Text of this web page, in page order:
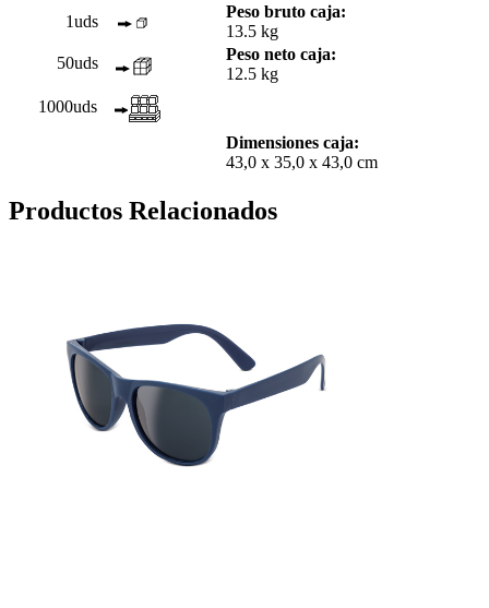
1uds
Peso bruto caja:
13.5 kg
50uds
Peso neto caja:
12.5 kg
1000uds
Dimensiones caja:
43,0 x 35,0 x 43,0 cm
Productos Relacionados